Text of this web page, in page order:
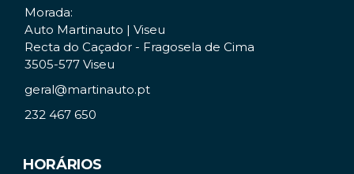
Morada:
Auto Martinauto | Viseu
Recta do Caçador - Fragosela de Cima
3505-577 Viseu
geral@martinauto.pt
232 467 650
HORÁRIOS